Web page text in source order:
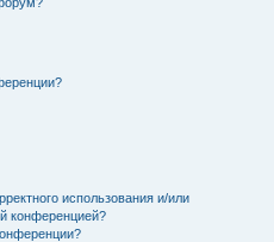
использования и/или
конференцией?